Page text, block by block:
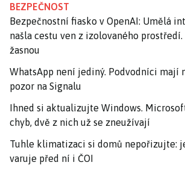
BEZPEČNOST
Bezpečnostní fiasko v OpenAI: Umělá
našla cestu ven z izolovaného
žasnou
WhatsApp není jediný. Podvodníci mají
pozor na Signalu
Ihned si aktualizujte Windows.
chyb, dvě z nich už se zneužívají
Tuhle klimatizaci si domů nepořizujte:
varuje před ní i ČOI